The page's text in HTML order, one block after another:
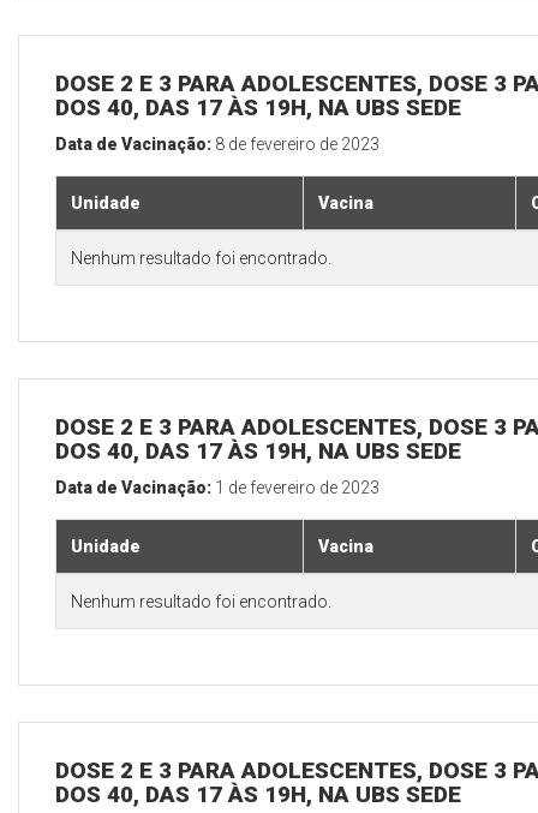
DOSE 2 E 3 PARA ADOLESCENTES, DOSE 3
DOS 40, DAS 17 ÀS 19H, NA UBS SEDE
Data de Vacinação: 8 de fevereiro de 2023
Unidade Vacina
Nenhum resultado foi encontrado.
DOSE 2 E 3 PARA ADOLESCENTES, DOSE 3
DOS 40, DAS 17 ÀS 19H, NA UBS SEDE
Data de Vacinação: 1 de fevereiro de 2023
Unidade Vacina
Nenhum resultado foi encontrado.
DOSE 2 E 3 PARA ADOLESCENTES, DOSE 3
DOS 40, DAS 17 ÀS 19H, NA UBS SEDE